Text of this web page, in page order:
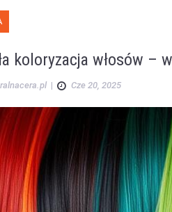
koloryzacja włosów –
| Cze 20, 2025